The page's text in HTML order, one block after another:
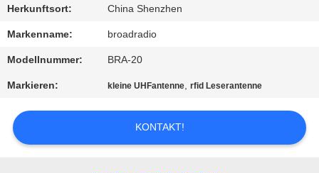
AUSFLUG
QUALITÄTSKONTROLLE
SIE
MIT
Herkunftsort: China Shenzhen
Markenname: broadradio
Modellnummer: BRA-20
Markieren: kleine UHFantenne,rfid Leserantenne
KONTAKT!